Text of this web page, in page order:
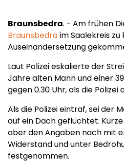
Braunsbedra. - Am frühen
Braunsbedraim Saalekreis
Auseinandersetzung
Laut Polizei eskalierte der
Jahre alten Mann und einer
gegen 0.30 Uhr, als die
Als die Polizei eintraf, sei der
auf ein Dach geflüchtet.
aber den Angaben nach mit
Widerstand und unter
festgenommen.